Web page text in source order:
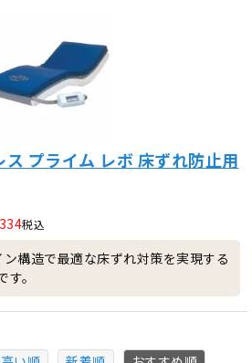
プライム レボ 床ずれ防止用
税込
構造で最適な床ずれ対策を実現する
。